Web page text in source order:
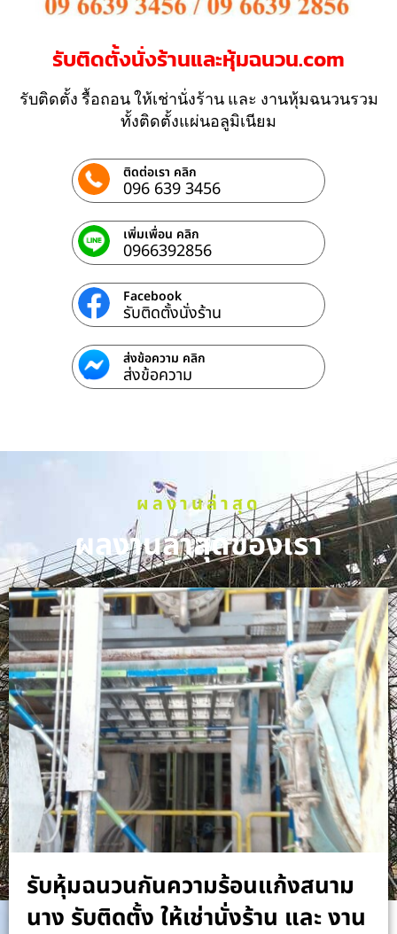
รับติดตั้งนั่งร้านและหุ้มฉนวน.com
รับติดตั้ง รื้อถอน ให้เช่านั่งร้าน และ งานหุ้มฉนวนรวม
ทั้งติดตั้งแผ่นอลูมิเนียม
ติดต่อเรา คลิก
096 639 3456
เพิ่มเพื่อน คลิก
0966392856
Facebook
รับติดตั้งนั่งร้าน
ส่งข้อความ คลิก
ส่งข้อความ
ผลงานล่าสุด
ผลงานล่าสุดของเรา
รับหุ้มฉนวนกันความร้อนแก้งสนาม
นาง รับติดตั้ง ให้เช่านั่งร้าน และ งาน